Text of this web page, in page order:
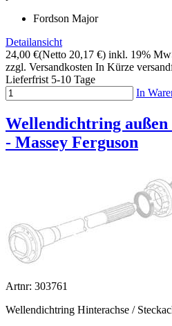
Fordson Major
Detailansicht
24,00 €(Netto 20,17 €) inkl. 19%
zzgl. Versandkosten In Kürze
Lieferfrist 5-10 Tage
In
Wellendichtring außen
- Massey Ferguson
Artnr: 303761
Wellendichtring Hinterachse /